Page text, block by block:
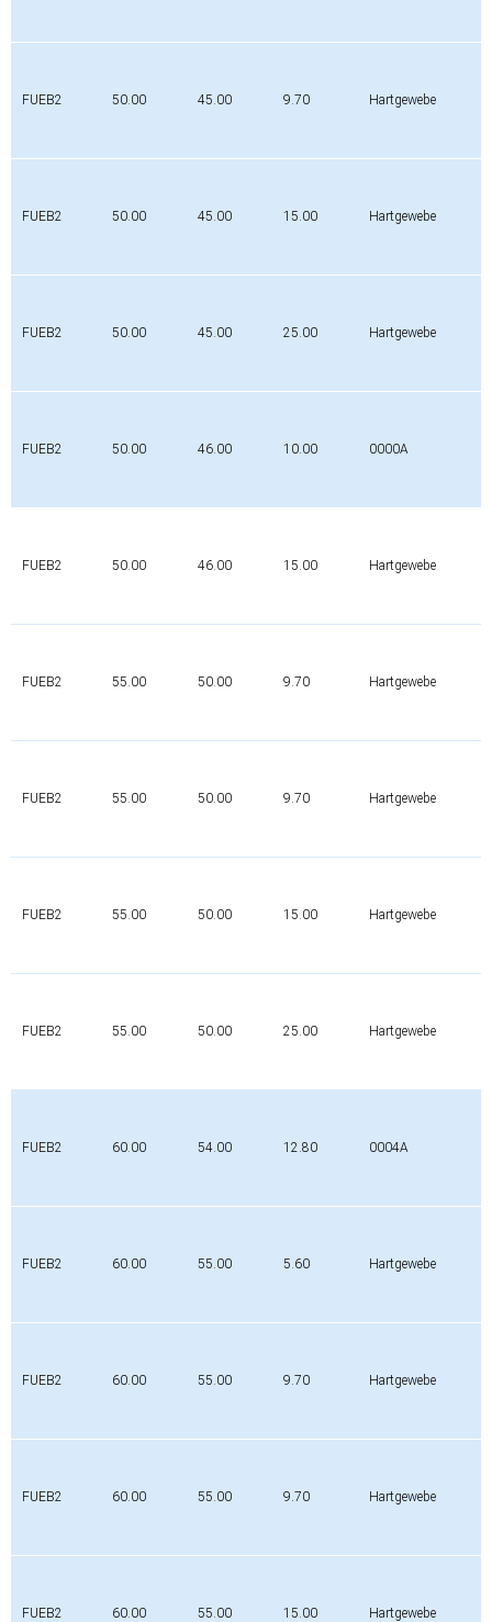
FUEB2 50.00 45.00 9.70 Hartgewebe
FUEB2 50.00 45.00 15.00 Hartgewebe
FUEB2 50.00 45.00 25.00 Hartgewebe
FUEB2 50.00 46.00 10.00 0000A
FUEB2 50.00 46.00 15.00 Hartgewebe
FUEB2 55.00 50.00 9.70 Hartgewebe
FUEB2 55.00 50.00 9.70 Hartgewebe
FUEB2 55.00 50.00 15.00 Hartgewebe
FUEB2 55.00 50.00 25.00 Hartgewebe
FUEB2 60.00 54.00 12.80 0004A
FUEB2 60.00 55.00 5.60 Hartgewebe
FUEB2 60.00 55.00 9.70 Hartgewebe
FUEB2 60.00 55.00 9.70 Hartgewebe
FUEB2 60.00 55.00 15.00 Hartgewebe